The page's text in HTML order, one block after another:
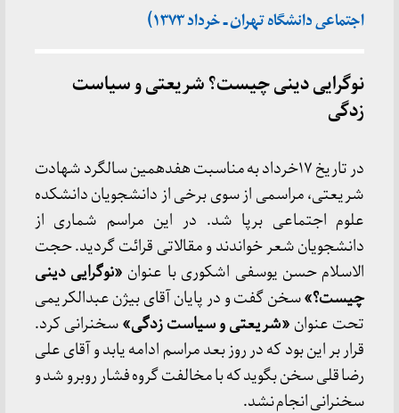
اجتماعی دانشگاه تهران ـ خرداد ۱۳۷۳)
نوگرایی دینی چیست؟شریعتی و سیاست
زدگی
در تاریخ ۱۷خرداد به مناسبت هفدهمین سالگرد شهادت
شریعتی، مراسمی از سوی برخی از دانشجویان دانشکده
علوم اجتماعی برپا شد. در این مراسم شماری از
دانشجویان شعر خواندند و مقالاتی قرائت گردید. حجت
الاسلام حسن یوسفی اشکوری با عنوان «نوگرایی دینی
چیست؟»سخن گفت و در پایان آقای بیژن عبدالکریمی
تحت عنوان «شریعتی و سیاست زدگی»سخنرانی کرد.
قرار بر این بود که در روز بعد مراسم ادامه یابد و آقای علی
رضا قلی سخن بگوید که با مخالفت گروه فشار روبرو شد و
سخنرانی انجام نشد.